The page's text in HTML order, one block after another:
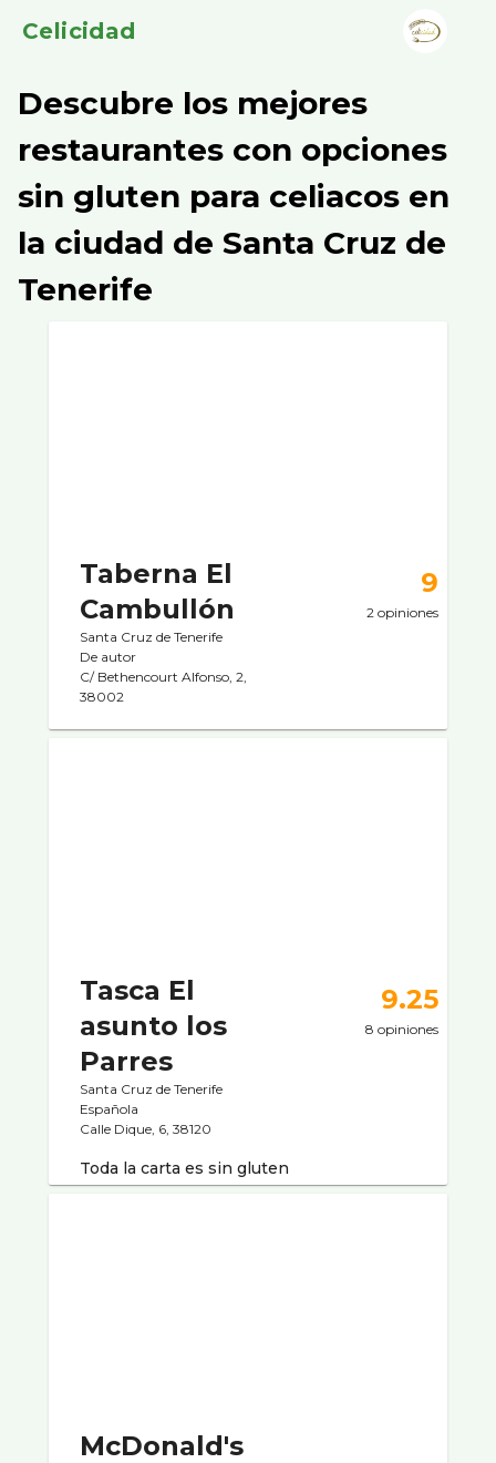
Celicidad
Descubre los mejores
restaurantes con opciones
sin gluten para celiacos en
la ciudad de Santa Cruz de
Tenerife
Taberna El
Cambullón
Santa Cruz de Tenerife
De autor
C/ Bethencourt Alfonso, 2,
38002
9
2 opiniones
Tasca El
asunto los
Parres
Santa Cruz de Tenerife
Española
Calle Dique, 6, 38120
9.25
8 opiniones
Toda la carta es sin gluten
McDonald's